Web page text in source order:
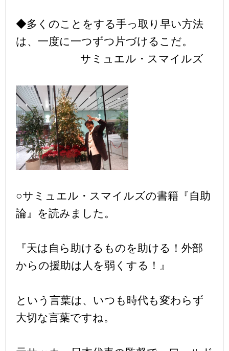
◆多くのことをする手っ取り早い方法
は、一度に一つずつ片づけるこだ。
サミュエル・スマイルズ
○サミュエル・スマイルズの書籍『自助
論』を読みました。
『天は自ら助けるものを助ける！外部
からの援助は人を弱くする！』
という言葉は、いつも時代も変わらず
大切な言葉ですね。